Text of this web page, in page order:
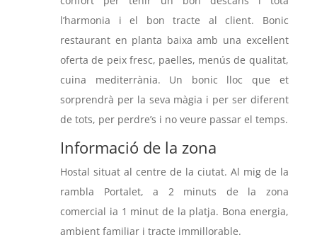
l’harmonia i el bon tracte al client. Bonic
restaurant en planta baixa amb una excel·lent
oferta de peix fresc, paelles, menús de qualitat,
cuina mediterrània. Un bonic lloc que et
sorprendrà per la seva màgia i per ser diferent
de tots, per perdre’s i no veure passar el temps.
Informació de la zona
Hostal situat al centre de la ciutat. Al mig de la
rambla Portalet, a 2 minuts de la zona
comercial ia 1 minut de la platja. Bona energia,
ambient familiar i tracte immillorable.